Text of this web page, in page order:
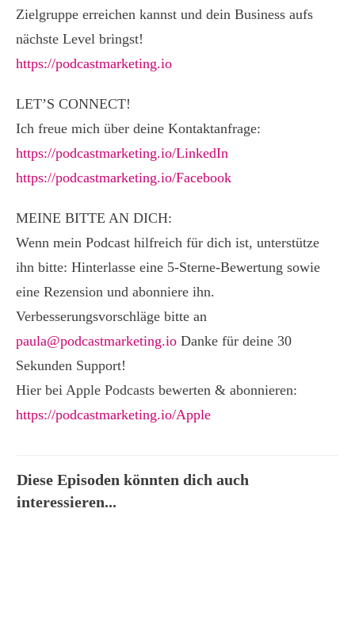
Zielgruppe erreichen kannst und dein Business aufs
nächste Level bringst!
https://podcastmarketing.io
LET’S CONNECT!
Ich freue mich über deine Kontaktanfrage:
https://podcastmarketing.io/LinkedIn
https://podcastmarketing.io/Facebook
MEINE BITTE AN DICH:
Wenn mein Podcast hilfreich für dich ist, unterstütze
ihn bitte: Hinterlasse eine 5-Sterne-Bewertung sowie
eine Rezension und abonniere ihn.
Verbesserungsvorschläge bitte an
paula@podcastmarketing.io Danke für deine 30
Sekunden Support!
Hier bei Apple Podcasts bewerten & abonnieren:
https://podcastmarketing.io/Apple
Diese Episoden könnten dich auch
interessieren...